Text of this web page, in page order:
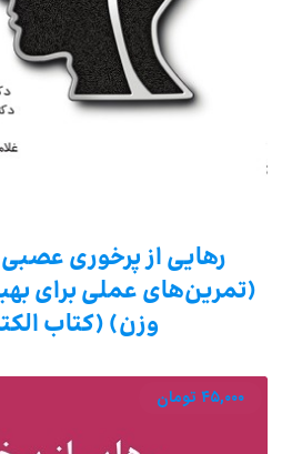
رهایی از پرخوری
(تمرین‌های عملی برای
وزن) (کتاب
۴۵,۰۰۰ تومان